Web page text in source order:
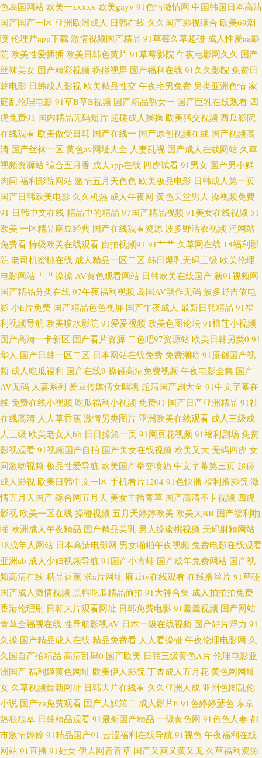
床黄色 少妇久久5151 欧美人妻干K 四虎AⅤ 伊人成人成人网站 91视频网站在
线 超碰色婷婷 海角社区国产精伦 久久肏你 欧美成人三级 人妖丝袜脚 五月天
黄色网 91次元官网首页 99超碰碰 岛国肏逼在线 国产精品丝袜 亚洲欧洲另类
97资源色 高清播放一区二区 久久蔴豆制片图 日韩激情网址 伊人久久综合精
品 精东A级 99资源超碰 韩国三级入口 欧美色网69 91性爱电影 精品三级网站
日韩人妖 欧美性爱bb 岛国大片网站 深夜影院在线观看 99热这里只 国产91视
频 久久玖玖视 日韩情侣av 韩国福利电影院 人妖另类区 91大香蕉伊人 A片网
站网址 伊人成人社区 人妻性交影院 AVA在线 www传媒探花 avtt自拍网 久久
国产网址 色色干新网 中日韩欧美色图 www人人干97 精品一二一日韩 人妻香
蕉网 91老司机精品 国产内射在线播放 青青草av免费网 五月天性爱网站 中文
亚洲超碰青青人人 久草欧美 国产一区2区不卡 人人妻人人操人人 国产10页
麻豆传媒淫视频网 av资源总站 青青草av 草莓视频入口 久草蜜臀视频在线 欧
美专区第二页 精品国产九九 日不卡视频 91超碰人人在线 www91社 国产日韩
中文字幕 青草综合在线 午夜第一av社区 91视频熟女 国产同事高潮视频 欧洲
亚洲日本 天天干网 在线理论视频艹 97资源在线视频 国产美女 免费色网 日韩
一级免费 亚洲日韩资源 草逼福利 国产区123 女同在线观看 日韩无人区电影
大香蕉免费超碰 精品人妻少妇 日韩欧美a免费 亚洲图片欧美色图 97操屄视频
91国产黑丝足交 岛国电影导航 婷婷五月天成人网 九九有精品 污香蕉视频 超
碰在线公开 老司机精品网站 欧美在线aa 日本久久香蕉 偷拍第二页 久草资源
视频 日韩精品第一页 在线看香蕉视频 变态另类9 韩国床上a级视频 人人操人
人乐 午夜影院美女 91在线欧洲 成人在线免费在线 欧洲成人ab 99热这里有9
国产人妖 欧美深爱激情 探花福利极品 91色惰网 超碰在线网站 激情伊人综合
楼 日韩中文字幕 91中文 欧美高清色图 91黑丝高潮 国产国产 四虎中文字幕
91在线国内 国产日韩欧美黄色 色香淫视综合 国产精品在线网址 四虎久热91
色岛国网站 欧美一xxxxx 欧美gayv 91色情激情网 中国韩国日本高清
国产国产一区 亚洲欧洲成人 日韩在线 久久国产影视综合 欧美69潮
喷 伦理片app下载 激情视频国产精品 91草莓久草超碰 成人性爱aa影
院 欧美性爱插插 欧美日韩色黄片 91草莓影院 午夜电影网久久 国产
丝袜美女 国产精彩视频 操碰视屏 国产福利在线 91久久影院 免费日
韩电影 日韩成人影视 欧美精品性交 午夜宅男免费 另类亚洲色情 家
庭乱伦理电影 91草B草B视频 国产精品熟女一 国产巨乳在线观看 四
虎免费91 国内精品无码短片 超碰成人操操 欧美猛交视频 西瓜影院
在线观看 欧美做受日韩 国产在线一 国产原创视频在线 国产视频高
清 国产丝袜一区 黄色av网址大全 人妻乱视 国产成人在线网站 久草
视频资源站 综合五月香 成人app在线 四虎试看 91男女 国产男小鲜
肉同 福利影院网站 激情五月天色色 欧美极品电影 日韩成人第一页
国产日韩欧美电影 久久机热 成人午夜网 黄色天堂男人 操视频免费
91 日韩中文在线 精品中的精品 97国产精品视频 91美女在线视频 51
欧美 一区精品麻豆经典 国产在线观看资源 波多野洁衣视频 污网站
免费看 特级欧美在线观看 自拍视频91 91艹艹 久草网在线 18福利影
院 老司机蜜桃在线 成人精品一区二区 韩日爆乳无码三级 欧美伦理
电影网站 艹艹操操 AV黄色观看网站 日韩欧美在线国产 新91视频网
国产精品分类在线 97午夜福利视频 岛国AV动作无码 波多野吉依电
影 小h片免费 国产精品色色视屏 国产午夜成人 最新日韩精品 91福
利视频导航 欧美喷水影院 91爱爱视频 欧美色图论坛 91榴莲小视频
国产高清一卡新区 国产看片资源 二色吧97资源站 欧美日韩另类0 91
华人 国产日韩一区二区 日本网站在线免费 免费潮喷 91原创国产视
频 成人吃瓜福利 国产在线9 操碰高清免费视频 午夜电影全集 国产
AV无码 人妻系列 爱豆传媒倩女幽魂 超清国产剧大全 91中文字幕在
线 免费在线小视频 吃瓜福利小视频 免费91 国产日产亚洲精品 91社
在线高清 人人草香蕉 激情另类图片 亚洲欧美在线观看 成人三级成
人三级 欧美老女人bb 日日操第一页 91网豆花视频 91福利剧场 免费
影视观看 91视频国产自拍 国产美女在线视频 欧美又大 无码四虎 女
同激吻视频 极品性爱导航 欧美国产拳交喷奶 中文字幕第三页 超碰
成人影视 欧美日韩中文一区 手机看片1204 91色快播 福利撸影院 激
情五月天国产 综合网五月天 美女主播青草 国产高清不卡视频 四虎
影视 欧美一区在线 操碰视频 五月天婷婷欧美 欧美大BB 国产福利啪
啪 欧洲成人午夜精品 国产精品美乳 男人操蜜桃视频 无码射精网站
18成年人网站 日本高清电影网 男女啪啪午夜视频 免费电影在线观看
亚洲ab 成人少妇视频导航 91国产小青蛙 国产成年免费网站 国产视
频高清在线 精品香蕉 求a片网址 麻豆tv在线观看 在线撸丝片 91草碰
国产成人激情视频 黑料吃瓜精品偷拍 91大神合集 成人拍拍拍免费
香港伦理剧 日韩大片观看网址 日韩免费电影 91羞羞视频 国产网站
青草全福视在线 性导航影视AV 日本一级在线视频 国产好片浮力 91
久操 国产精品成人在线 精品免费看 人人看操碰 午夜伦理电影网 久
久国自产拍精品 高清乱码0 国产欧美 日韩三级黄色A片 伦理电影亚
洲国产 福利姬黄色网址 欧美伊人影院 丁香成人五月花 黄色网网址
女 久草视频最新网址 日韩大片在线看 久久亚洲人成 亚州色图乱伦
小说 国产va免费观看 国产人妖第二 成人影片h 91色婷婷瑟色 东京
热狠狠草 日韩精品观看 91最新国产精品 一级黄色网 91色色人妻 都
市激情婷婷 91精品国产91 云涩福利在线导航 91视色 午夜福利在线
网站 91直播 91处女 伊人网青青草 国产又爽又黄又无 久草福利资源